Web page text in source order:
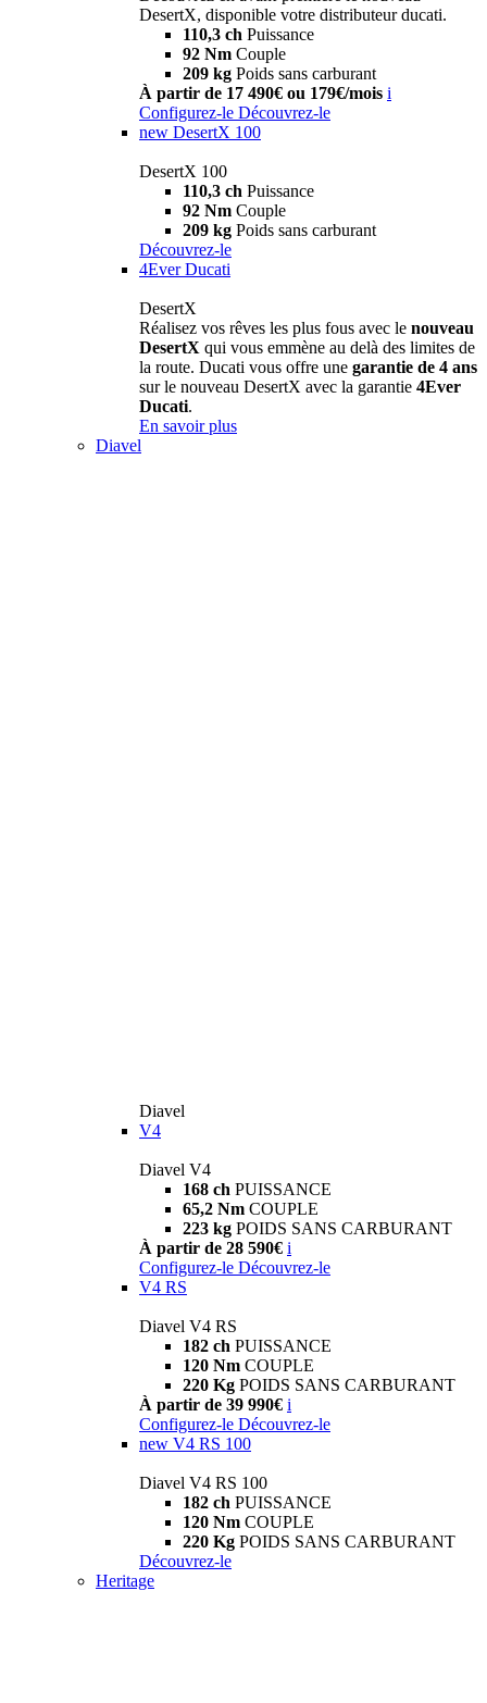
DesertX, disponible votre distributeur ducati.
110,3 ch Puissance
92 Nm Couple
209 kg Poids sans carburant
À partir de 17 490€ ou 179€/mois i
Configurez-le Découvrez-le
new DesertX 100
DesertX 100
110,3 ch Puissance
92 Nm Couple
209 kg Poids sans carburant
Découvrez-le
4Ever Ducati
DesertX
Réalisez vos rêves les plus fous avec le nouveau
DesertX qui vous emmène au delà des limites de
la route. Ducati vous offre une garantie de 4 ans
sur le nouveau DesertX avec la garantie 4Ever
Ducati.
En savoir plus
Diavel
Diavel
V4
Diavel V4
168 ch PUISSANCE
65,2 Nm COUPLE
223 kg POIDS SANS CARBURANT
À partir de 28 590€ i
Configurez-le Découvrez-le
V4 RS
Diavel V4 RS
182 ch PUISSANCE
120 Nm COUPLE
220 Kg POIDS SANS CARBURANT
À partir de 39 990€ i
Configurez-le Découvrez-le
new V4 RS 100
Diavel V4 RS 100
182 ch PUISSANCE
120 Nm COUPLE
220 Kg POIDS SANS CARBURANT
Découvrez-le
Heritage